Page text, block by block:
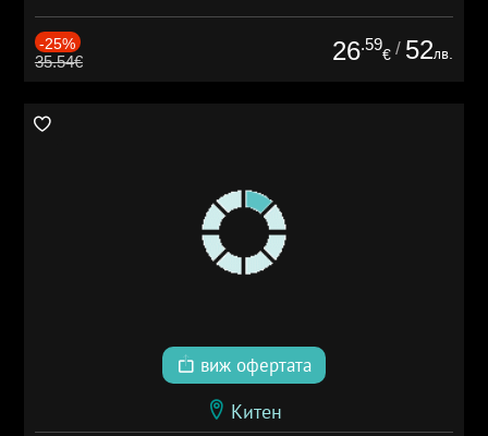
-25%
35.54€ 26.59
€ / 52лв.
виж офертата
Китен